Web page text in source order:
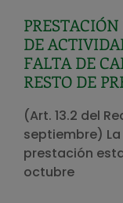
DE
FALTA DE
RESTO DE
(Art. 13.2 del
septiembre)
prestación
octubre